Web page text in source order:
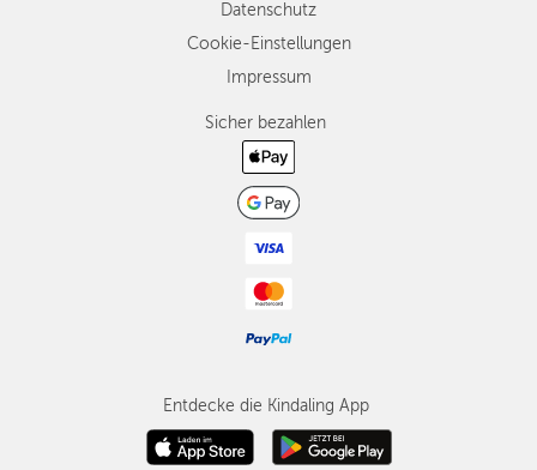
Datenschutz
Cookie-Einstellungen
Impressum
Sicher bezahlen
Entdecke die Kindaling App